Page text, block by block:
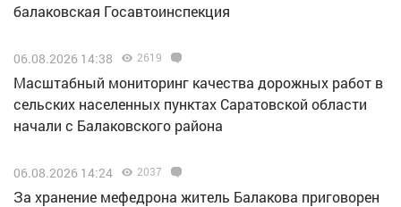
балаковская Госавтоинспекция
06.08.2026 14:38 2619
Масштабный мониторинг качества дорожных работ в
сельских населенных пунктах Саратовской области
начали с Балаковского района
06.08.2026 14:24 2037
За хранение мефедрона житель Балакова приговорен